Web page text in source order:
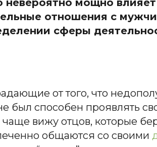
отношения с
сферы
от того, что
способен проявлять
вижу отцов, которые
общаются со своими